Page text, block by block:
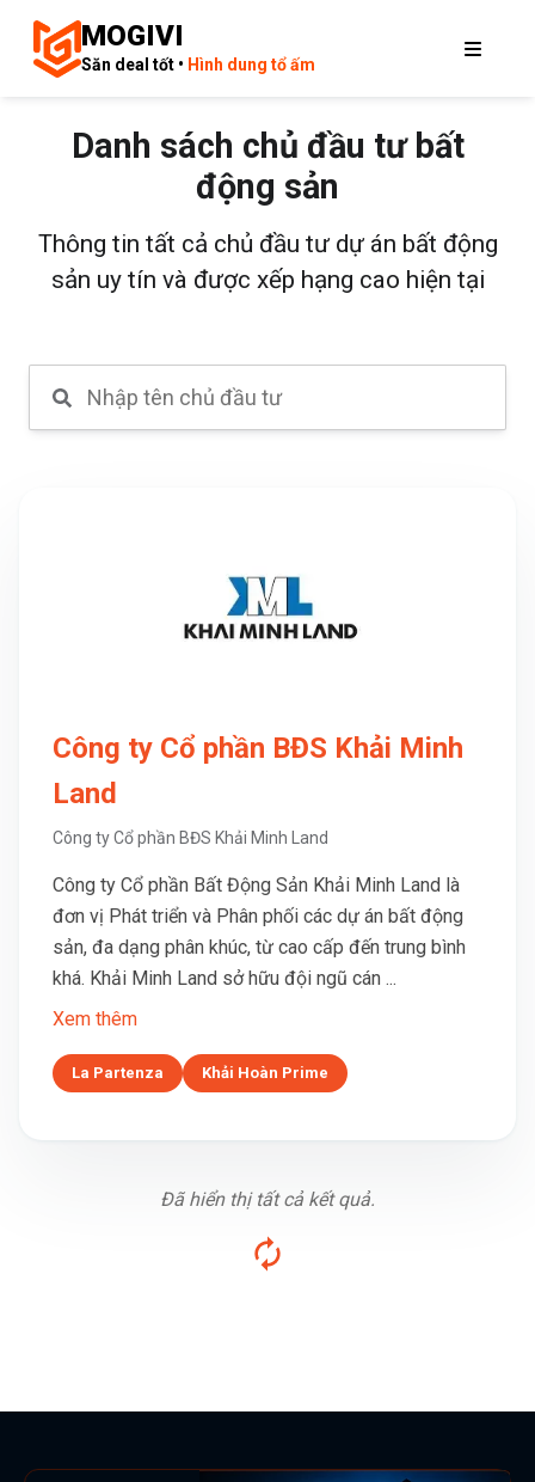
MOGIVI
Săn deal tốt • Hình dung tổ ấm
Danh sách chủ đầu tư bất
động sản
Thông tin tất cả chủ đầu tư dự án bất động
sản uy tín và được xếp hạng cao hiện tại
Công ty Cổ phần BĐS Khải Minh
Land
Công ty Cổ phần BĐS Khải Minh Land
Công ty Cổ phần Bất Động Sản Khải Minh Land là
đơn vị Phát triển và Phân phối các dự án bất động
sản, đa dạng phân khúc, từ cao cấp đến trung bình
khá. Khải Minh Land sở hữu đội ngũ cán ...
Xem thêm
La Partenza Khải Hoàn Prime
Đã hiển thị tất cả kết quả.